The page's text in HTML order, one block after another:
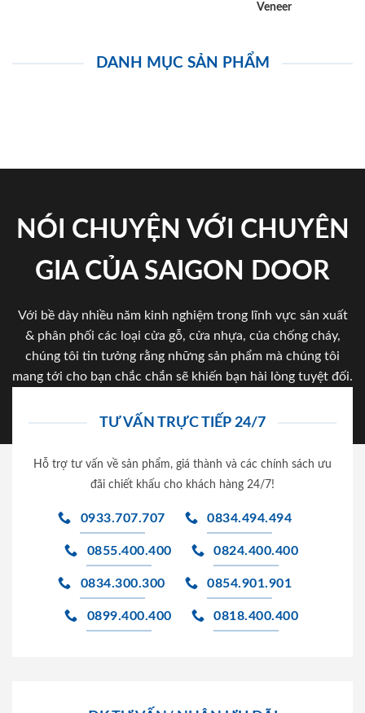
Veneer
DANH MỤC SẢN PHẨM
NÓI CHUYỆN VỚI CHUYÊN
GIA CỦA SAIGON DOOR
Với bề dày nhiều năm kinh nghiệm trong lĩnh vực sản xuất
& phân phối các loại cửa gỗ, cửa nhựa, của chống cháy,
chúng tôi tin tưởng rằng những sản phẩm mà chúng tôi
mang tới cho bạn chắc chắn sẽ khiến bạn hài lòng tuyệt đối.
TƯ VẤN TRỰC TIẾP 24/7
Hỗ trợ tư vấn về sản phẩm, giá thành và các chính sách ưu
đãi chiết khấu cho khách hàng 24/7!
0933.707.707 0834.494.494
0855.400.400 0824.400.400
0834.300.300 0854.901.901
0899.400.400 0818.400.400